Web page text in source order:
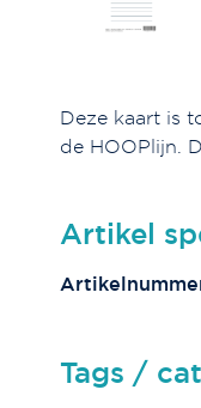
Deze kaart is
de HOOPlijn.
Artikel
Tags /